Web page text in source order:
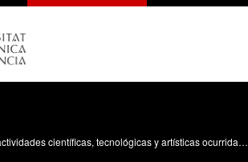
Divulgación de las actividades científicas, tecnológicas y artísticas ocurridas en los tres campus de la UPV